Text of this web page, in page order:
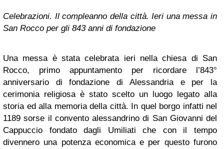
Celebrazioni. Il compleanno della città. Ieri una messa in
San Rocco per gli 843 anni di fondazione
Una messa è stata celebrata ieri nella chiesa di San
Rocco, primo appuntamento per ricordare l’843°
anniversario di fondazione di Alessandria e per la
cerimonia religiosa è stato scelto un luogo legato alla
storia ed alla memoria della città. In quel borgo infatti nel
1189 sorse il convento alessandrino di San Giovanni del
Cappuccio fondato dagli Umiliati che con il tempo
divennero una potenza economica e per questo furono